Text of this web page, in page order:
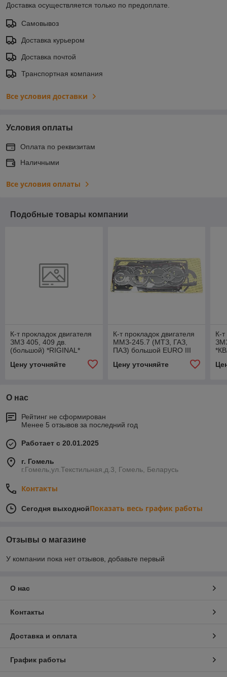
Доставка осуществляется только по предоплате.
Самовывоз
Доставка курьером
Доставка почтой
Транспортная компания
Все условия доставки
Условия оплаты
Оплата по реквизитам
Наличными
Все условия оплаты
Подобные товары компании
К-т прокладок двигателя
ЗМЗ 405, 409 дв.
(большой) *RIGINAL*
Цену уточняйте
К-т прокладок двигателя
ММЗ-245.7 (МТЗ, ГАЗ,
ПАЗ) большой EURO III
Цену уточняйте
К-т
О нас
Рейтинг не сформирован
Менее 5 отзывов за последний год
Работает с 20.01.2025
г. Гомель
г.Гомель,ул.Текстильная,д.3, Гомель, Беларусь
Контакты
Сегодня выходнойПоказать весь график работы
Отзывы о магазине
У компании пока нет отзывов, добавьте первый
О нас
Контакты
Доставка и оплата
График работы